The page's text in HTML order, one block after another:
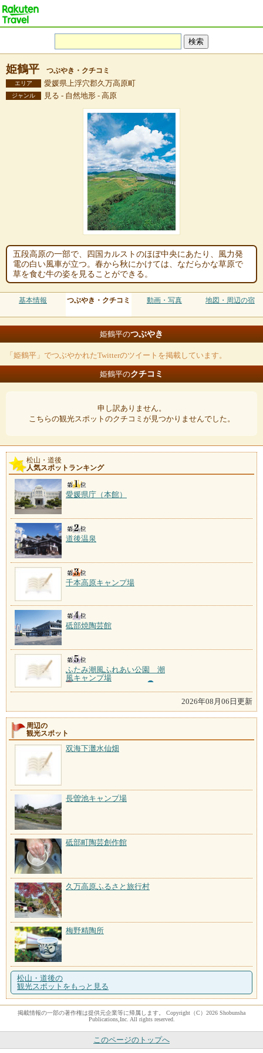
姫鶴平 つぶやき・クチコミ
エリア 愛媛県上浮穴郡久万高原町
ジャンル 見る - 自然地形 - 高原
五段高原の一部で、四国カルストのほぼ中央にあたり、風力発
電の白い風車が立つ。春から秋にかけては、なだらかな草原で
草を食む牛の姿を見ることができる。
基本情報 つぶやき・クチコミ 動画・写真 地図・周辺の宿
姫鶴平のつぶやき
「姫鶴平」でつぶやかれたTwitterのツイートを掲載しています。
姫鶴平のクチコミ
申し訳ありません。
こちらの観光スポットのクチコミが見つかりませんでした。
松山・道後
人気スポットランキング
愛媛県庁（本館）
道後温泉
千本高原キャンプ場
砥部焼陶芸館
ふたみ潮風ふれあい公園 潮
風キャンプ場
2026年08月06日更新
周辺の
観光スポット
双海下灘水仙畑
長曽池キャンプ場
砥部町陶芸創作館
久万高原ふるさと旅行村
梅野精陶所
松山・道後の
観光スポットをもっと見る
掲載情報の一部の著作権は提供元企業等に帰属します。 Copyright（C）2026 Shobunsha
Publications,Inc. All rights reserved.
このページのトップへ